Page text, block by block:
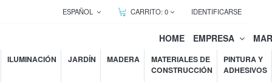
ESPAÑOL CARRITO:0 IDENTIFICARSE
HOME EMPRESA
ILUMINACIÓN JARDÍN MADERA
MATERIALES DE
CONSTRUCCIÓN
PINTURA Y
ADHESIVOS